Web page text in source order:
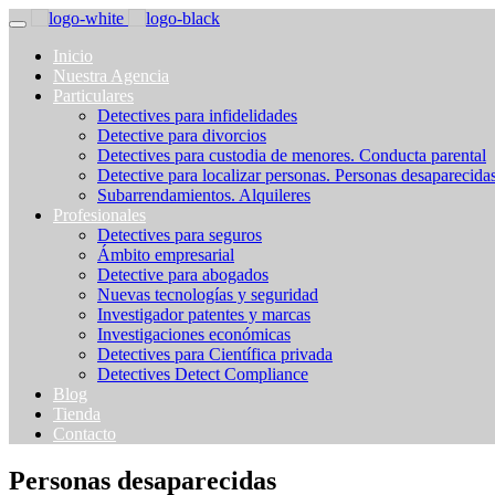
Inicio
Nuestra Agencia
Particulares
Detectives para infidelidades
Detective para divorcios
Detectives para custodia de menores. Conducta parental
Detective para localizar personas. Personas
Subarrendamientos. Alquileres
Profesionales
Detectives para seguros
Ámbito empresarial
Detective para abogados
Nuevas tecnologías y seguridad
Investigador patentes y marcas
Investigaciones económicas
Detectives para Científica privada
Detectives Detect Compliance
Blog
Tienda
Contacto
Personas desaparecidas